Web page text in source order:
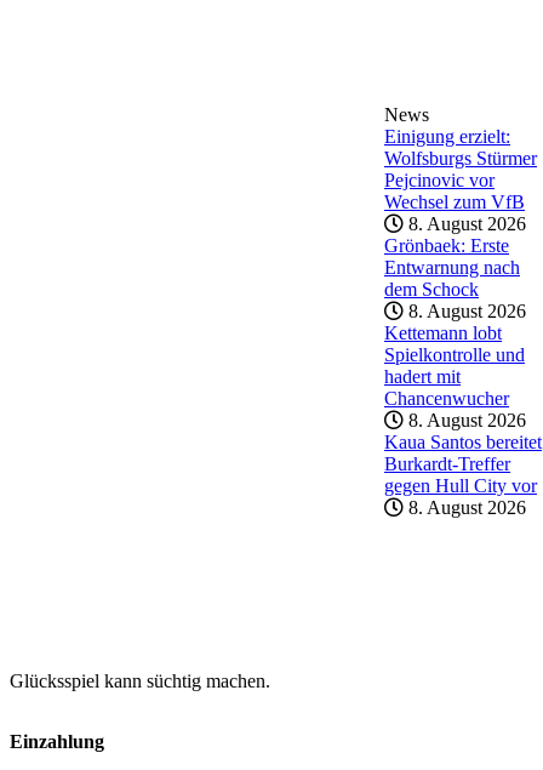
News
Einigung erzielt:
Wolfsburgs Stürmer
Pejcinovic vor
Wechsel zum VfB
8. August 2026
Grönbaek: Erste
Entwarnung nach
dem Schock
8. August 2026
Kettemann lobt
Spielkontrolle und
hadert mit
Chancenwucher
8. August 2026
Kaua Santos bereitet
Burkardt-Treffer
gegen Hull City vor
8. August 2026
Glücksspiel kann süchtig machen.
Einzahlung